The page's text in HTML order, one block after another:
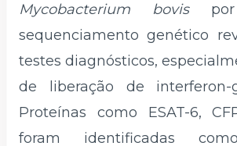
Mycobacterium bovispor
sequenciamento genético
testes diagnósticos,
de liberação de interferon-
Proteínas como ESAT-6,
foram identificadas